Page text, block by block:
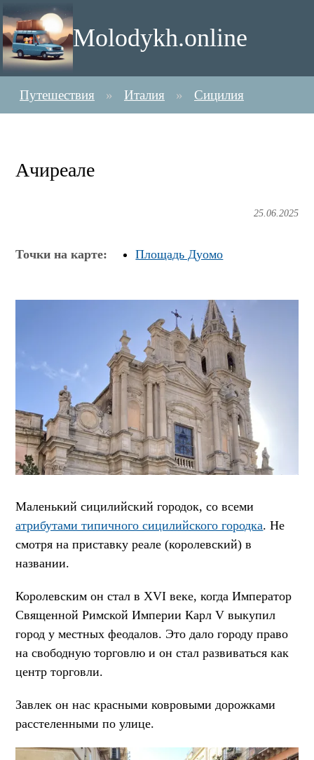
Molodykh.online
Путешествия Италия Сицилия
Ачиреале
25.06.2025
Точки на карте: Площадь Дуомо
Маленький сицилийский городок, со всеми
атрибутами типичного сицилийского городка. Не
смотря на приставку реале (королевский) в
названии.
Королевским он стал в XVI веке, когда Император
Священной Римской Империи Карл V выкупил
город у местных феодалов. Это дало городу право
на свободную торговлю и он стал развиваться как
центр торговли.
Завлек он нас красными ковровыми дорожками
расстеленными по улице.